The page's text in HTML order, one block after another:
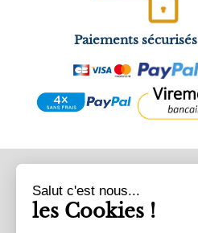
Paiements sécurisés
Accueil
Salut c'est nous...
les Cookies !